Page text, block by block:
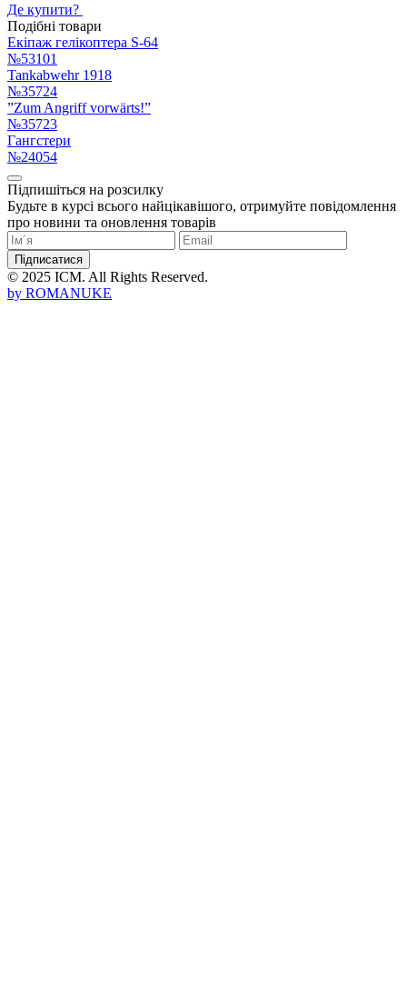
Де купити?
Подібні товари
Екіпаж гелікоптера S-64
№53101
Tankabwehr 1918
№35724
”Zum Angriff vorwärts!”
№35723
Гангстери
№24054
Підпишіться на розсилку
Будьте в курсі всього найцікавішого, отримуйте повідомлення
про новини та оновлення товарів
Підписатися
© 2025 ICM. All Rights Reserved.
by ROMANUKE